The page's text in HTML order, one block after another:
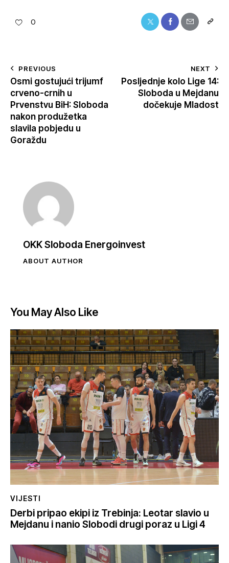
0
PREVIOUS
Osmi gostujući trijumf
crveno-crnih u
Prvenstvu BiH: Sloboda
nakon produžetka
slavila pobjedu u
Goraždu
NEXT
Posljednje kolo Lige 14:
Sloboda u Mejdanu
dočekuje Mladost
OKK Sloboda Energoinvest
ABOUT AUTHOR
You May Also Like
VIJESTI
Derbi pripao ekipi iz Trebinja: Leotar slavio u
Mejdanu i nanio Slobodi drugi poraz u Ligi 4